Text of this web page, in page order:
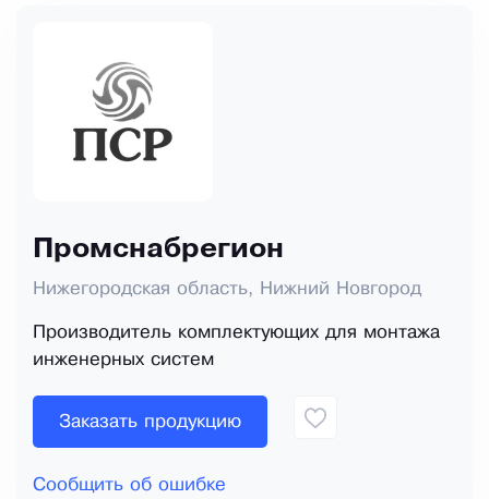
Промснабрегион
Нижегородская область, Нижний Новгород
Производитель комплектующих для монтажа
инженерных систем
Заказать продукцию
Сообщить об ошибке